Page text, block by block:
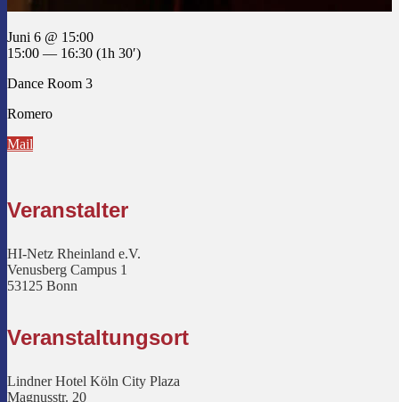
Juni 6 @ 15:00
15:00 — 16:30 (1h 30′)
Dance Room 3
Romero
Mail
Veranstalter
HI-Netz Rheinland e.V.
Venusberg Campus 1
53125 Bonn
Veranstaltungsort
Lindner Hotel Köln City Plaza
Magnusstr. 20